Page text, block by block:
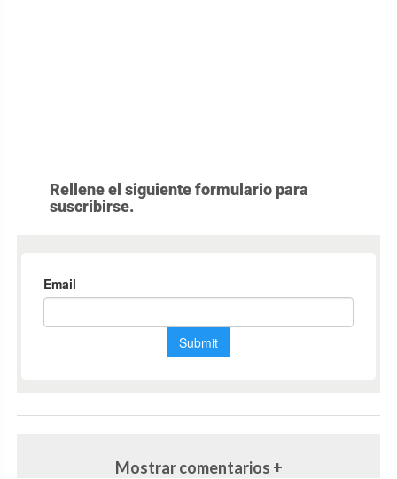
Rellene el siguiente formulario para
suscribirse.
Mostrar comentarios +